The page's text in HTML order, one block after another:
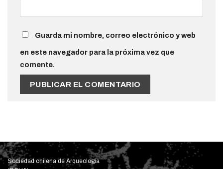
Guarda mi nombre, correo electrónico y web
en este navegador para la próxima vez que
comente.
Sociedad chilena de Arqueología